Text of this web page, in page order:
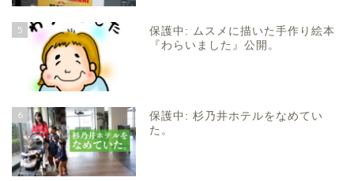
5
保護中: ムスメに描いた手作り絵本
『わらいました』公開。
6
保護中: 杉乃井ホテルをなめてい
た。